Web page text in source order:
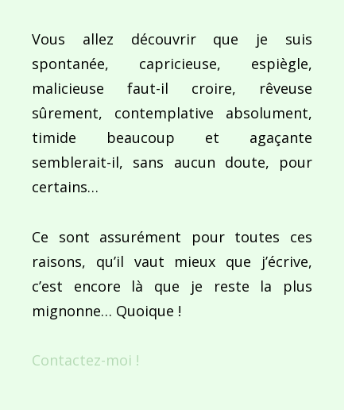
Vous allez découvrir que je suis
spontanée, capricieuse, espiègle,
malicieuse faut-il croire, rêveuse
sûrement, contemplative absolument,
timide beaucoup et agaçante
semblerait-il, sans aucun doute, pour
certains…
Ce sont assurément pour toutes ces
raisons, qu’il vaut mieux que j’écrive,
c’est encore là que je reste la plus
mignonne… Quoique !
Contactez-moi !